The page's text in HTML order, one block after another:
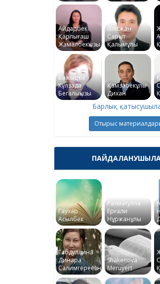
Айдарбек
Қарлығаш
Жамалбекқызы
Әлісжан
Сарқыт
Қалымұлы
Бажықова
Күлзада
Бегалықызы
Қамзабекұлы
Дихан
Барлық
Отырыс
Гаухар
Асылбек
Рахматулла
Ерғали
Нұржанұлы
Габдуллина
Динара
Салимгереевна
Shakenova
Meruyert